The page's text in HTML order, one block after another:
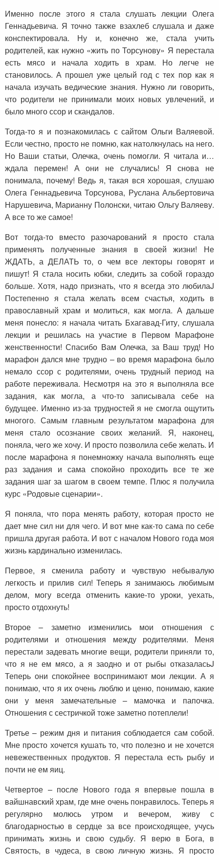
Именно после этого я стала слушать лекции Олега
Геннадьевича. Я точно также взахлеб слушала и даже
конспектировала. Ну и, конечно же, стала учить
родителей, как нужно «жить по Торсунову» Я перестала
есть мясо и начала ходить в храм. Но легче не
становилось. А прошел уже целый год с тех пор как я
начала изучать ведические знания. Нужно ли говорить,
что родители не принимали моих новых увлечений, и
было много ссор и скандалов.
Тогда-то я и познакомилась с сайтом Ольги Валяевой.
Если честно, просто не помню, как натолкнулась на него.
Но Ваши статьи, Олечка, очень помогли. Я читала и…
ждала перемен! А они не случались! Я снова не
понимала, почему! Ведь я, такая вся хорошая, слушаю
Олега Геннадьевича Торсунова, Руслана Альбертовича
Нарушевича, Марианну Полонски, читаю Ольгу Валяеву.
А все то же самое!
Вот тогда-то вместо разочарований я просто стала
применять полученные знания в своей жизни! Не
ЖДАТЬ, а ДЕЛАТЬ то, о чем все лекторы говорят и
пишут! Я стала носить юбки, следить за собой гораздо
больше. Хотя, надо признать, что я всегда это любилаJ
Постепенно я стала желать всем счастья, ходить в
православный храм и молиться, как могла. А дальше
меня понесло: я начала читать Бхагавад-Гиту, слушала
лекции и решилась на участие в Первом Марафоне
женственности! Спасибо Вам Олечка, за Ваш труд! Но
марафон дался мне трудно – во время марафона было
немало ссор с родителями, очень трудный период на
работе переживала. Несмотря на это я выполняла все
задания, как могла, а что-то записывала себе на
будущее. Именно из-за трудностей я не смогла ощутить
многого. Самым главным результатом марафона для
меня стало осознание своих желаний. Я, наконец,
поняла, чего же хочу. И просто позволила себе желать. И
после марафона я понемножку начала выполнять еще
раз задания и сама спокойно проходить все те же
задания шаг за шагом в своем темпе. Плюс я получила
курс «Родовые сценарии».
Я поняла, что пора менять работу, которая просто не
дает мне сил ни для чего. И вот мне как-то сама по себе
пришла другая работа. И вот с началом Нового года моя
жизнь кардинально изменилась.
Первое, я сменила работу и чувствую небывалую
легкость и прилив сил! Теперь я занимаюсь любимым
делом, могу всегда отменить какие-то уроки, уехать,
просто отдохнуть!
Второе – заметно изменились мои отношения с
родителями и отношения между родителями. Меня
перестали задевать многие вещи, родители приняли то,
что я не ем мясо, а я заодно и от рыбы отказаласьJ
Теперь они спокойнее воспринимают мои лекции. А я
понимаю, что я их очень люблю и ценю, понимаю, какие
они у меня замечательные – мамочка и папочка.
Отношения с сестричкой тоже заметно потеплели!
Третье – режим дня и питания соблюдается сам собой.
Мне просто хочется кушать то, что полезно и не хочется
невежественных продуктов. Я перестала есть рыбу и
почти не ем яиц.
Четвертое – после Нового года я впервые пошла в
вайшнавский храм, где мне очень понравилось. Теперь я
регулярно молюсь утром и вечером, живу с
благодарностью в сердце за все происходящее, учусь
принимать жизнь и свою судьбу. Я верю в Бога, в
Святость, в чудеса, в свою личную жизнь. Я просто